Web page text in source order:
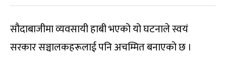
सौदाबाजीमा व्यवसायी हाबी भएको यो घटनाले स्वयं
सरकार सञ्चालकहरूलाई पनि अचम्मित बनाएको छ ।